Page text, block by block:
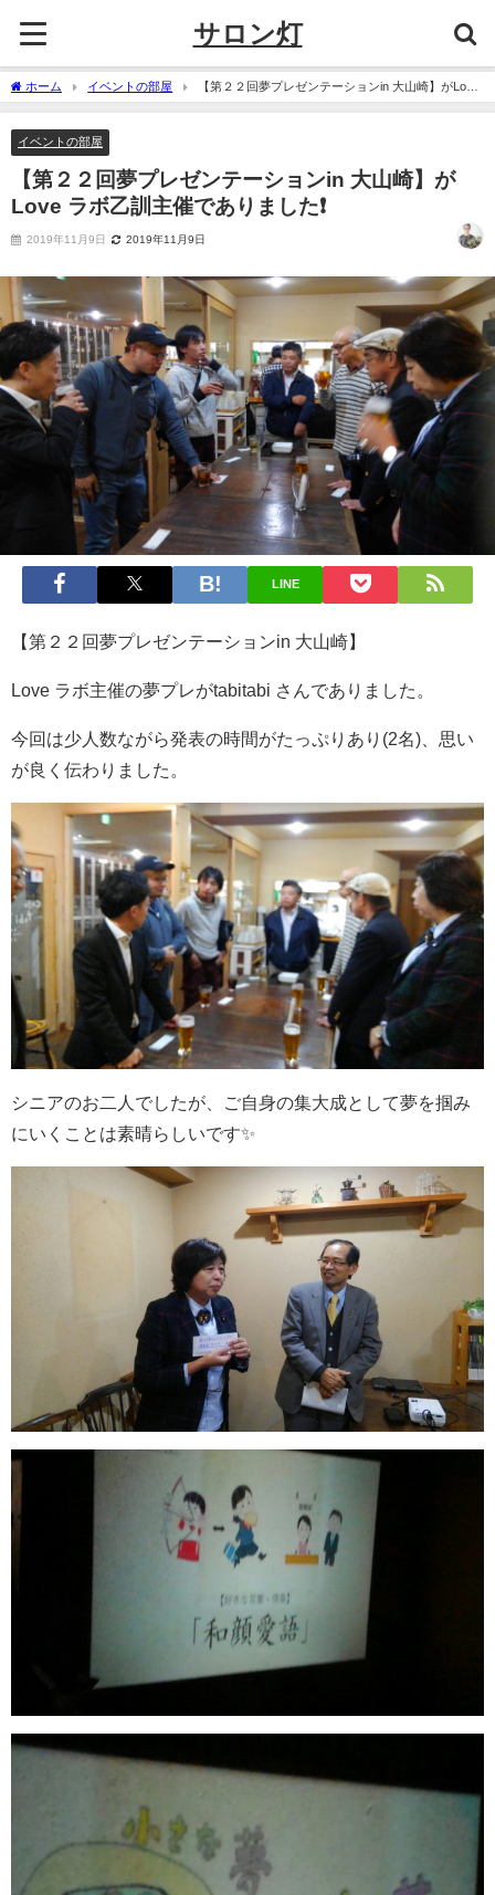
サロン灯
ホーム イベントの部屋
【第２２回夢プレゼンテーションin 大山崎】がLove
ラボ乙訓主催でありました❗
イベントの部屋
【第２２回夢プレゼンテーションin 大山崎】が
Love ラボ乙訓主催でありました❗
2019年11月9日 2019年11月9日
LINE
【第２２回夢プレゼンテーションin 大山崎】
Love ラボ主催の夢プレがtabitabi さんでありました。
今回は少人数ながら発表の時間がたっぷりあり(2名)、思い
が良く伝わりました。
シニアのお二人でしたが、ご自身の集大成として夢を掴み
にいくことは素晴らしいです✨